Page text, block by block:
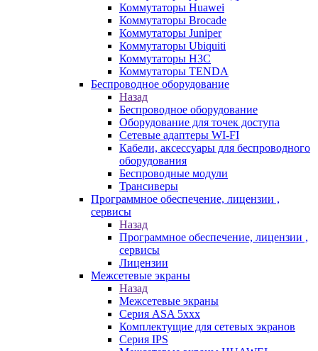
Коммутаторы Huawei
Коммутаторы Brocade
Коммутаторы Juniper
Коммутаторы Ubiquiti
Коммутаторы H3C
Коммутаторы TENDA
Беспроводное оборудование
Назад
Беспроводное оборудование
Оборудование для точек доступа
Сетевые адаптеры WI-FI
Кабели, аксессуары для беспроводного
оборудования
Беспроводные модули
Трансиверы
Программное обеспечение, лицензии ,
сервисы
Назад
Программное обеспечение, лицензии ,
сервисы
Лицензии
Межсетевые экраны
Назад
Межсетевые экраны
Серия ASA 5xxx
Комплектущие для сетевых экранов
Серия IPS